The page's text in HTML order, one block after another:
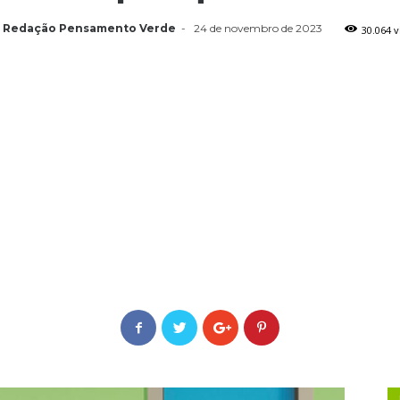
Redação Pensamento Verde - 24 de novembro de 2023 30.064